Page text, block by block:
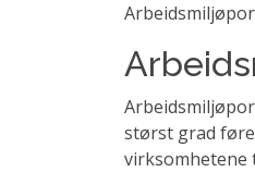
størst grad
virksomhetene